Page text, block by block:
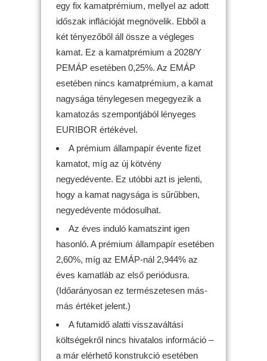
egy fix kamatprémium, mellyel az adott
időszak inflációját megnövelik. Ebből a
két tényezőből áll össze a végleges
kamat. Ez a kamatprémium a 2028/Y
PEMÁP esetében 0,25%. Az EMÁP
esetében nincs kamatprémium, a kamat
nagysága ténylegesen megegyezik a
kamatozás szempontjából lényeges
EURIBOR értékével.
A prémium állampapír évente fizet
kamatot, míg az új kötvény
negyedévente. Ez utóbbi azt is jelenti,
hogy a kamat nagysága is sűrűbben,
negyedévente módosulhat.
Az éves induló kamatszint igen
hasonló. A prémium állampapír esetében
2,60%, míg az EMÁP-nál 2,944% az
éves kamatláb az első periódusra.
(Időarányosan ez természetesen más-
más értéket jelent.)
A futamidő alatti visszaváltási
költségekről nincs hivatalos információ –
a már elérhető konstrukció esetében